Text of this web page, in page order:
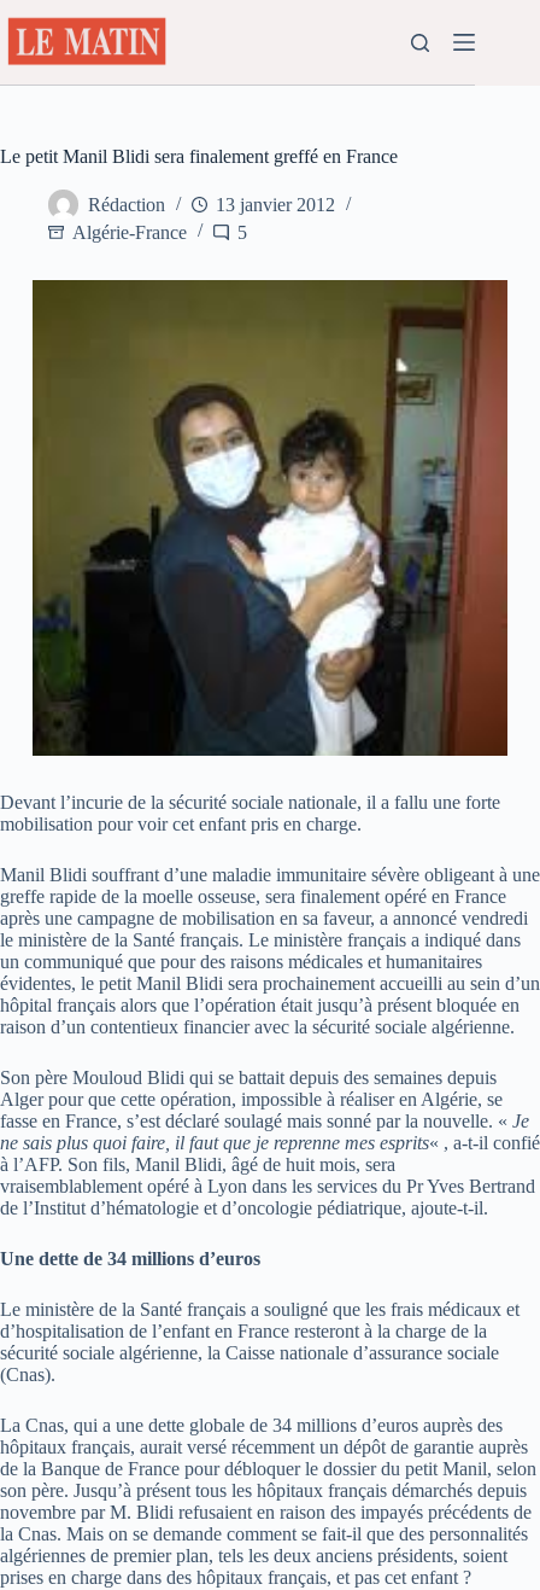
au
contenu
Le petit Manil Blidi sera finalement greffé en France
Rédaction
13 janvier 2012
Algérie-France
5
Devant l’incurie de la sécurité sociale nationale, il a fallu une forte
mobilisation pour voir cet enfant pris en charge.
Manil Blidi souffrant d’une maladie immunitaire sévère obligeant à une
greffe rapide de la moelle osseuse, sera finalement opéré en France
après une campagne de mobilisation en sa faveur, a annoncé vendredi
le ministère de la Santé français. Le ministère français a indiqué dans
un communiqué que pour des raisons médicales et humanitaires
évidentes, le petit Manil Blidi sera prochainement accueilli au sein d’un
hôpital français alors que l’opération était jusqu’à présent bloquée en
raison d’un contentieux financier avec la sécurité sociale algérienne.
Son père Mouloud Blidi qui se battait depuis des semaines depuis
Alger pour que cette opération, impossible à réaliser en Algérie, se
fasse en France, s’est déclaré soulagé mais sonné par la nouvelle. « Je
ne sais plus quoi faire, il faut que je reprenne mes esprits« , a-t-il confié
à l’AFP. Son fils, Manil Blidi, âgé de huit mois, sera
vraisemblablement opéré à Lyon dans les services du Pr Yves Bertrand
de l’Institut d’hématologie et d’oncologie pédiatrique, ajoute-t-il.
Une dette de 34 millions d’euros
Le ministère de la Santé français a souligné que les frais médicaux et
d’hospitalisation de l’enfant en France resteront à la charge de la
sécurité sociale algérienne, la Caisse nationale d’assurance sociale
(Cnas).
La Cnas, qui a une dette globale de 34 millions d’euros auprès des
hôpitaux français, aurait versé récemment un dépôt de garantie auprès
de la Banque de France pour débloquer le dossier du petit Manil, selon
son père. Jusqu’à présent tous les hôpitaux français démarchés depuis
novembre par M. Blidi refusaient en raison des impayés précédents de
la Cnas. Mais on se demande comment se fait-il que des personnalités
algériennes de premier plan, tels les deux anciens présidents, soient
prises en charge dans des hôpitaux français, et pas cet enfant ?